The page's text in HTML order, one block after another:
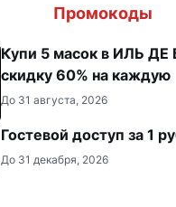
Промокоды
Купи 5 масок в ИЛЬ ДЕ
скидку 60% на каждую
До 31 августа, 2026
Гостевой доступ за 1
До 31 декабря, 2026